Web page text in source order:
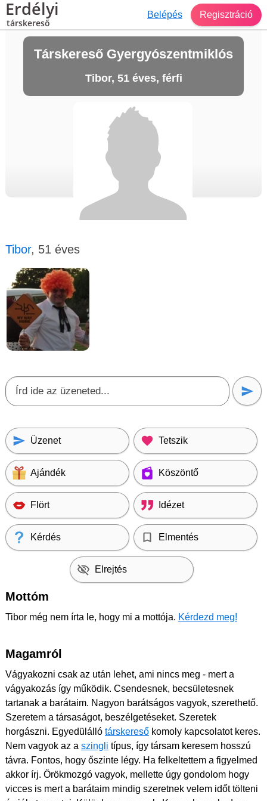
Erdélyi
társkereső
Belépés Regisztráció
Társkereső Gyergyószentmiklós
Tibor, 51 éves, férfi
Tibor, 51 éves
Üzenet Tetszik
Ajándék Köszöntő
Flört Idézet
Kérdés Elmentés
Elrejtés
Mottóm
Tibor még nem írta le, hogy mi a mottója. Kérdezd meg!
Magamról
Vágyakozni csak az után lehet, ami nincs meg - mert a
vágyakozás így működik. Csendesnek, becsületesnek
tartanak a barátaim. Nagyon barátságos vagyok, szerethető.
Szeretem a társaságot, beszélgetéseket. Szeretek
horgászni. Egyedülálló társkereső komoly kapcsolatot keres.
Nem vagyok az a szingli típus, így társam keresem hosszú
távra. Fontos, hogy őszinte légy. Ha felkeltettem a figyelmed
akkor írj. Örökmozgó vagyok, mellette úgy gondolom hogy
vicces is mert a barátaim mindig szeretnek velem időt tölteni